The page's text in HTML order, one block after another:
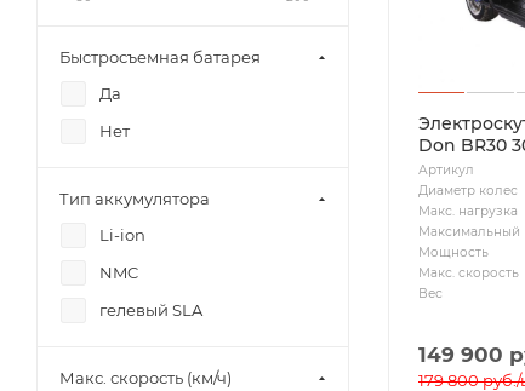
Don BR30
Артикул
Диаметр колес
Макс. нагрузка
Максимальный
Мощность
Макс. скорость
Вес
149 900
179 800руб./
Быстросъемная батарея
Да
Нет
Тип аккумулятора
Li-ion
NMC
гелевый SLA
Макс. скорость (км/ч)